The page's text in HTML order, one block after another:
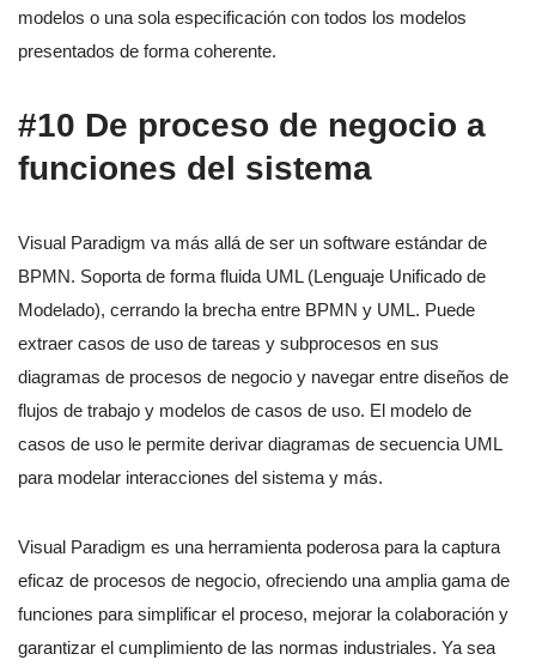
modelos o una sola especificación con todos los modelos
presentados de forma coherente.
#10 De proceso de negocio a
funciones del sistema
Visual Paradigm va más allá de ser un software estándar de
BPMN. Soporta de forma fluida UML (Lenguaje Unificado de
Modelado), cerrando la brecha entre BPMN y UML. Puede
extraer casos de uso de tareas y subprocesos en sus
diagramas de procesos de negocio y navegar entre diseños de
flujos de trabajo y modelos de casos de uso. El modelo de
casos de uso le permite derivar diagramas de secuencia UML
para modelar interacciones del sistema y más.
Visual Paradigm es una herramienta poderosa para la captura
eficaz de procesos de negocio, ofreciendo una amplia gama de
funciones para simplificar el proceso, mejorar la colaboración y
garantizar el cumplimiento de las normas industriales. Ya sea